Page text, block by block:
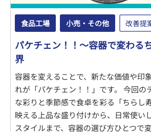
食品工場 小売・その他 改善提
パケチェン！！～容器で変わる
界
容器を変えることで、新たな価値や
れが「パケチェン！！」です。 今回の
な彩りと季節感で食卓を彩る「ちらし
映える上品な盛り付けから、日常使い
スタイルまで、容器の選び方ひとつで